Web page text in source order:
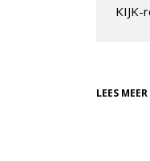
KIJK-
LEES